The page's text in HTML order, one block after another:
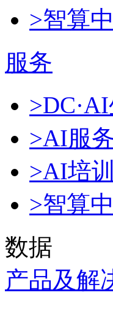
>智算
服务
>AI服
>AI培训
>智算
数据
产品及解